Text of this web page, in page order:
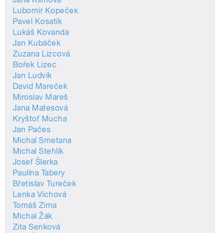
Lubomír Kopeček
Pavel Kosatík
Lukáš Kovanda
Jan Kubáček
Zuzana Lizcová
Bořek Lizec
Jan Ludvík
David Mareček
Miroslav Mareš
Jana Matesová
Kryštof Mucha
Jan Pačes
Michal Smetana
Michal Stehlík
Josef Šlerka
Paulína Tabery
Břetislav Tureček
Lenka Víchová
Tomáš Zima
Michal Žák
Zita Senková